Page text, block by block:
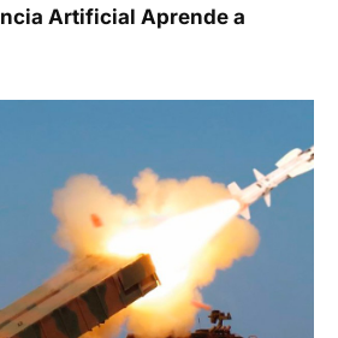
Artificial Aprende a